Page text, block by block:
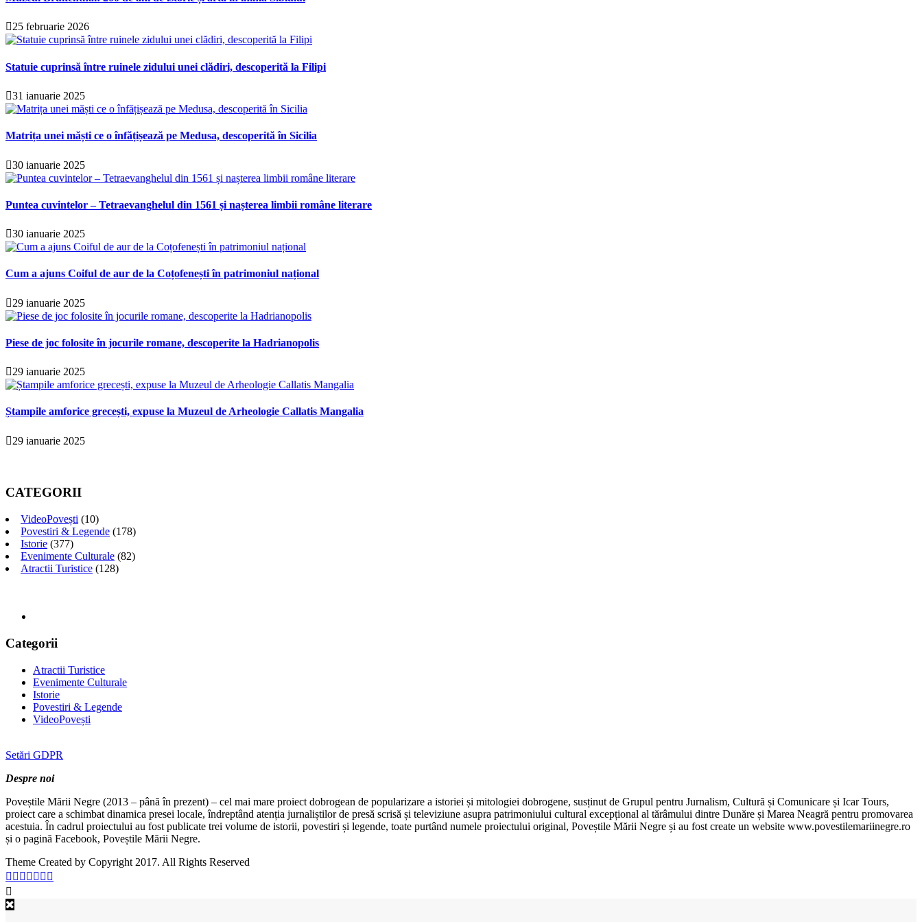
25 februarie 2026
Statuie cuprinsă între ruinele zidului unei clădiri, descoperită la Filipi
31 ianuarie 2025
Matrița unei măști ce o înfățișează pe Medusa, descoperită în Sicilia
30 ianuarie 2025
Puntea cuvintelor – Tetraevanghelul din 1561 și nașterea limbii române literare
30 ianuarie 2025
Cum a ajuns Coiful de aur de la Coțofenești în patrimoniul național
29 ianuarie 2025
Piese de joc folosite în jocurile romane, descoperite la Hadrianopolis
29 ianuarie 2025
Ștampile amforice grecești, expuse la Muzeul de Arheologie Callatis Mangalia
29 ianuarie 2025
CATEGORII
VideoPovești (10)
Povestiri & Legende (178)
Istorie (377)
Evenimente Culturale (82)
Atractii Turistice (128)
Categorii
Atractii Turistice
Evenimente Culturale
Istorie
Povestiri & Legende
VideoPovești
Setări GDPR
Despre noi
Poveștile Mării Negre (2013 – până în prezent) – cel mai mare proiect dobrogean de popularizare a istoriei și mitologiei dobrogene, susținut de Grupul pentru Jurnalism, Cultură și Comunicare și Icar Tours,
proiect care a schimbat dinamica presei locale, îndreptând atenția jurnaliștilor de presă scrisă și televiziune asupra patrimoniului cultural excepțional al tărâmului dintre Dunăre și Marea Neagră pentru promovarea
acestuia. În cadrul proiectului au fost publicate trei volume de istorii, povestiri și legende, toate purtând numele proiectului original, Poveștile Mării Negre și au fost create un website www.povestilemariinegre.ro
și o pagină Facebook, Poveștile Mării Negre.
Theme Created by Copyright 2017. All Rights Reserved